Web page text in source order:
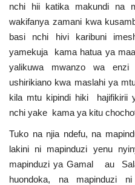
Maonyesho
Wadhamini
Language
English Swahili español
nchi hii katika makundi na
wakifanya zamani kwa
basi nchi hivi karibuni
yamekuja kama hatua ya
yalikuwa mwanzo wa enzi
ushirikiano kwa maslahi ya
kila mtu kipindi hiki hajifikirii
nchi yake kama ya kitu
Tuko na njia ndefu, na
lakini ni mapinduzi yenu
mapinduzi ya Gamal au
huondoka, na mapinduzi